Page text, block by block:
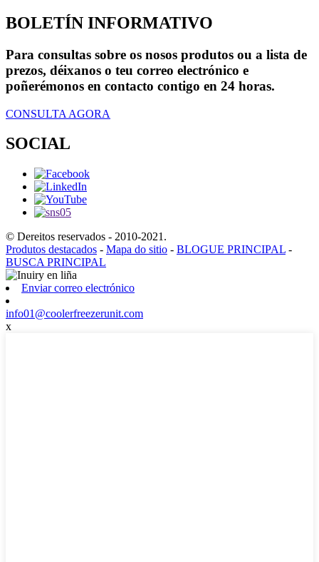
BOLETÍN INFORMATIVO
Para consultas sobre os nosos produtos ou a lista de
prezos, déixanos o teu correo electrónico e
poñerémonos en contacto contigo en 24 horas.
CONSULTA AGORA
SOCIAL
© Dereitos reservados - 2010-2021.
Produtos destacados - Mapa do sitio - BLOGUE PRINCIPAL -
BUSCA PRINCIPAL
Enviar correo electrónico
info01@coolerfreezerunit.com
x